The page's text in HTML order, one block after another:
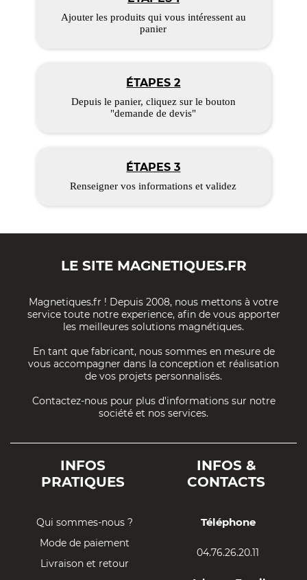
Ajouter les produits qui vous intéressent au
panier
ÉTAPES 2
Depuis le panier, cliquez sur le bouton
"demande de devis"
ÉTAPES 3
Renseigner vos informations et validez
LE SITE MAGNETIQUES.FR
Magnetiques.fr ! Depuis 2008, nous mettons à votre
service toute notre experience, afin de vous apporter
les meilleures solutions magnétiques.
En tant que fabricant, nous sommes en mesure de
vous accompagner dans la conception et réalisation
de vos projets personnalisés.
Contactez-nous pour plus d'informations sur notre
société et nos services.
INFOS
PRATIQUES
Qui sommes-nous ?
Mode de paiement
Livraison et retour
INFOS &
CONTACTS
Téléphone
04.76.26.20.11